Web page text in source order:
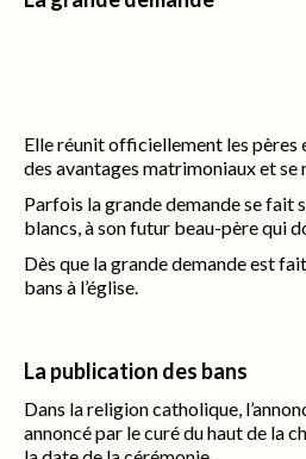
Elle réunit officiellement les pères
des avantages matrimoniaux et se
Parfois la grande demande se fait
blancs, à son futur beau-père qui
Dès que la grande demande est
bans à l’église.
La publication des bans
Dans la religion catholique,
annoncé par le curé du haut de la